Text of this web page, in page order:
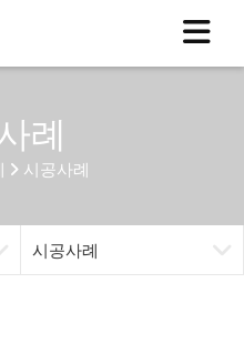
례
시공사례
시공사례